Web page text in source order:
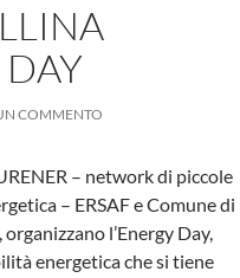
DAY
COMMENTO
– network di piccole
– ERSAF e Comune di
l’Energy Day,
energetica che si tiene